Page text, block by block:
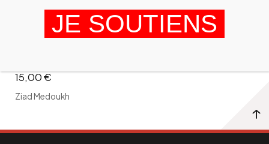
15,00€
Ziad Medoukh
JE SOUTIENS